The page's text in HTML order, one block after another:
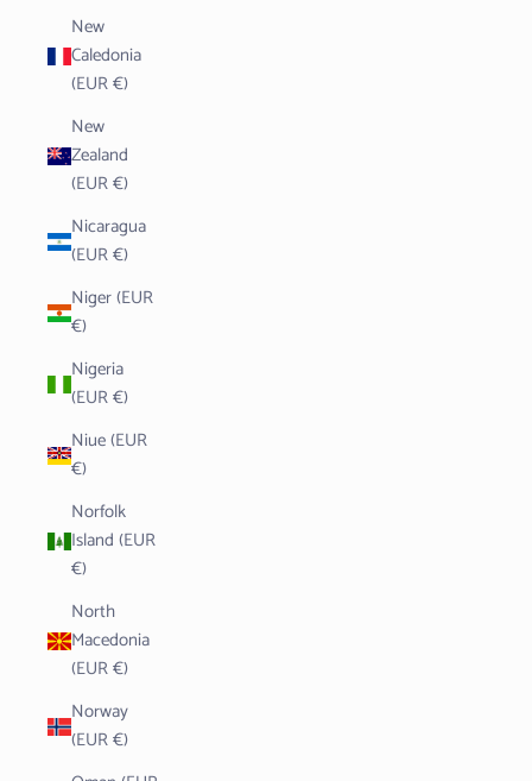
New
Caledonia
(EUR €)
New
Zealand
(EUR €)
Nicaragua
(EUR €)
Niger (EUR
€)
Nigeria
(EUR €)
Niue (EUR
€)
Norfolk
Island (EUR
€)
North
Macedonia
(EUR €)
Norway
(EUR €)